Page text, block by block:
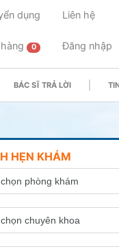
dụng Liên hệ
0 Đăng nhập
BÁC SĨ TRẢ LỜI
HẸN KHÁM